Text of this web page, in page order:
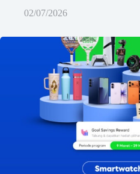
02/07/2026